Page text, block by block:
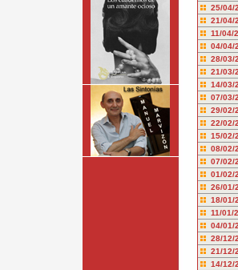
25/04/
21/04/
11/04/
04/04/
28/03/
21/03/
14/03/
07/03/
29/02/
22/02/
15/02/
08/02/
07/02/
01/02/
26/01/
18/01/
11/01/
04/01/
28/12/
21/12/
14/12/